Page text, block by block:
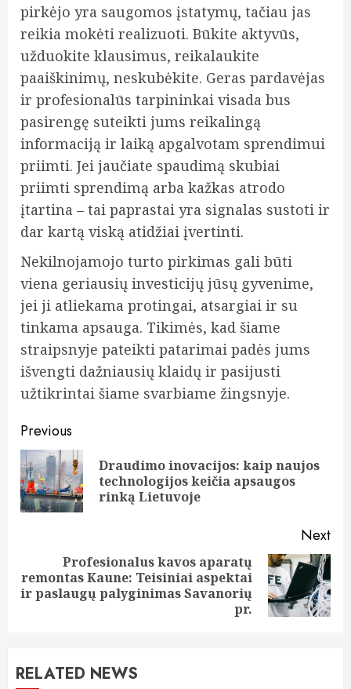
pirkėjo yra saugomos įstatymų, tačiau jas
reikia mokėti realizuoti. Būkite aktyvūs,
užduokite klausimus, reikalaukite
paaiškinimų, neskubėkite. Geras pardavėjas
ir profesionalūs tarpininkai visada bus
pasirengę suteikti jums reikalingą
informaciją ir laiką apgalvotam sprendimui
priimti. Jei jaučiate spaudimą skubiai
priimti sprendimą arba kažkas atrodo
įtartina – tai paprastai yra signalas sustoti ir
dar kartą viską atidžiai įvertinti.
Nekilnojamojo turto pirkimas gali būti
viena geriausių investicijų jūsų gyvenime,
jei ji atliekama protingai, atsargiai ir su
tinkama apsauga. Tikimės, kad šiame
straipsnyje pateikti patarimai padės jums
išvengti dažniausių klaidų ir pasijusti
užtikrintai šiame svarbiame žingsnyje.
Post
navigation
Previous
Draudimo inovacijos: kaip naujos
technologijos keičia apsaugos
rinką Lietuvoje
Next
Next
post:
Profesionalus kavos aparatų
remontas Kaune: Teisiniai aspektai
ir paslaugų palyginimas Savanorių
pr.
RELATED NEWS